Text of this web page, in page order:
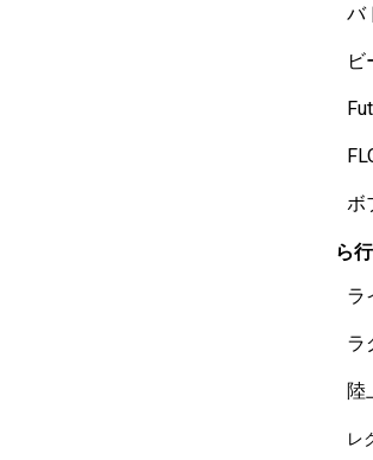
バ
ビ
ボ
ら行
ラ
ラ
陸
レ